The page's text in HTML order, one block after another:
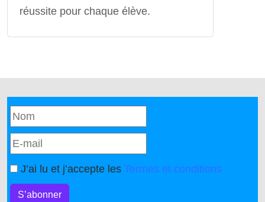
réussite pour chaque élève.
J’ai lu et j’accepte les Termes et conditions
S’abonner